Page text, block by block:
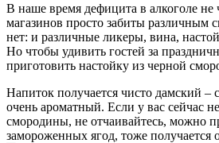
В наше время дефицита в алкоголе не
магазинов просто забиты различным
нет: и различные ликеры, вина,
Но чтобы удивить гостей за
приготовить настойку из черной
Напиток получается чисто дамский –
очень ароматный. Если у вас сейчас
смородины, не отчаивайтесь, можно
замороженных ягод, тоже получается